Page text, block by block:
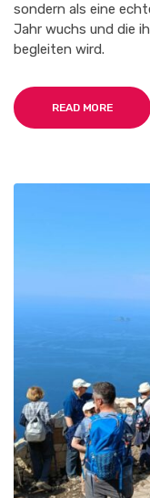
sondern als eine
Jahr wuchs und die
begleiten wird.
READ MORE